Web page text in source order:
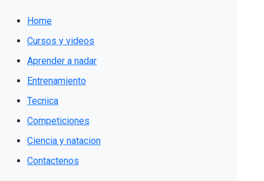
Home
Cursos y videos
Aprender a nadar
Entrenamiento
Tecnica
Competiciones
Ciencia y natacion
Contactenos